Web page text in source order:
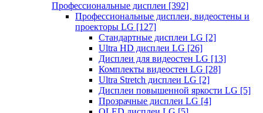
Профессиональные дисплеи [392]
Профессиональные дисплеи, видеостены и
проекторы LG [127]
Стандартные дисплеи LG [2]
Ultra HD дисплеи LG [26]
Дисплеи для видеостен LG [13]
Комплекты видеостен LG [28]
Ultra Stretch дисплеи LG [2]
Дисплеи повышенной яркости LG [5]
Прозрачные дисплеи LG [4]